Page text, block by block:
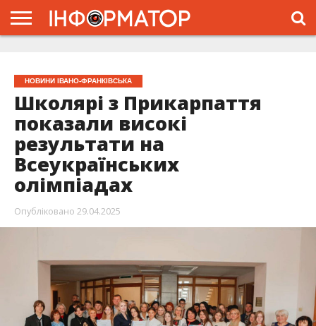
НОВИНИ ІВАНО-ФРАНКІВСЬКА
Школярі з Прикарпаття
показали високі
результати на
Всеукраїнських
олімпіадах
Опубліковано 29.04.2025